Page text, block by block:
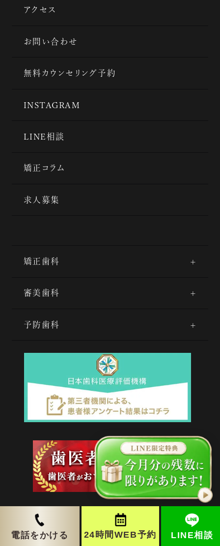
アクセス
お問い合わせ
無料カウンセリング予約
INSTAGRAM
LINE相談
矯正コラム
求人募集
矯正歯科
審美歯科
予防歯科
電話をかける 24時間WEB予約 LINE相談